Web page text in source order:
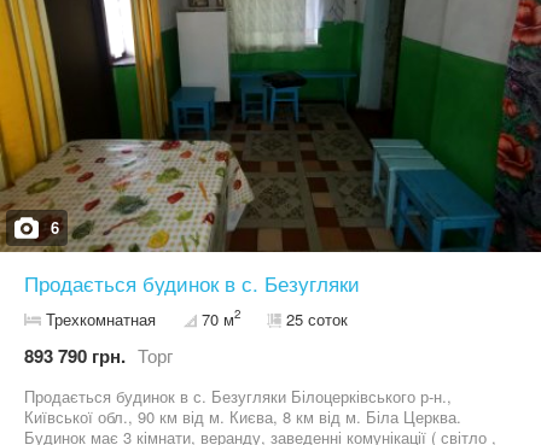
моменту вручення правовстановлюючих документів, перевірка
нерухомості на наявність арештів, обтяжень, и.т.п.
6
Продається будинок в с. Безугляки
Трехкомнатная 70 м2 25 соток
893 790 грн. Торг
Продається будинок в с. Безугляки Білоцерківського р-н.,
Київської обл., 90 км від м. Києва, 8 км від м. Біла Церква.
Будинок має 3 кімнати, веранду, заведенні комунікації ( світло ,